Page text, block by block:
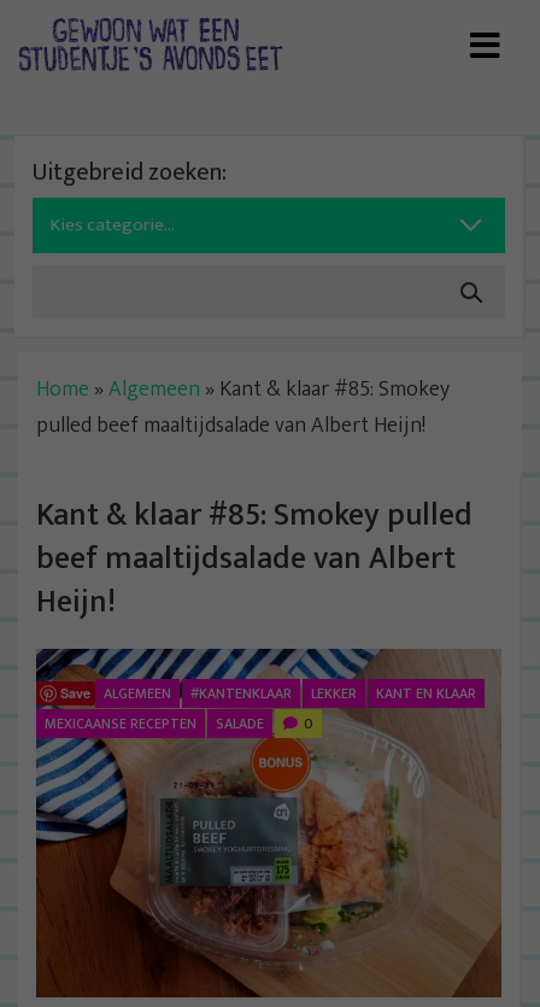
Uitgebreid zoeken:
Search
for:
Home »Algemeen » Kant & klaar #85: Smokey
pulled beef maaltijdsalade van Albert Heijn!
Kant & klaar #85: Smokey pulled
beef maaltijdsalade van Albert
Heijn!
Save ALGEMEEN #KANTENKLAAR LEKKER
KANT EN KLAAR
MEXICAANSE RECEPTEN
SALADE 0